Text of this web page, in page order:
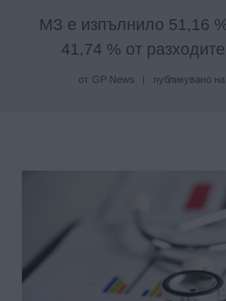
МЗ е изпълнило 51,16
41,74 % от
от GP News публикувано на